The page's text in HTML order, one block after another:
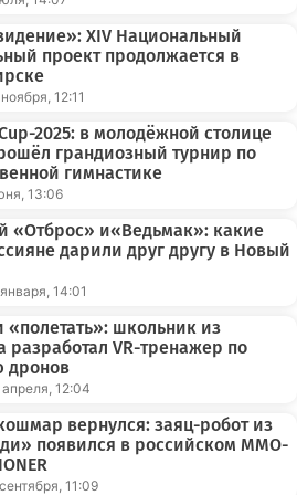
XIV Национальный
проект продолжается в
12:11
2025: в молодёжной столице
грандиозный турнир по
гимнастике
13:06
«Отброс» и«Ведьмак»: какие
дарили друг другу в Новый
14:01
«полетать»: школьник из
разработал VR-тренажер по
дронов
12:04
вернулся: заяц-робот из
появился в российском MMO-
11:09